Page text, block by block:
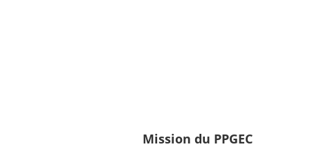
Mission du PPGEC